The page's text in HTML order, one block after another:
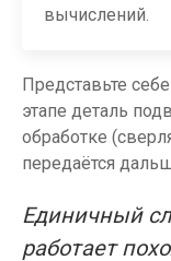
вычислений.
Представьте
этапе деталь
обработке
передаётся
Единичный
работает